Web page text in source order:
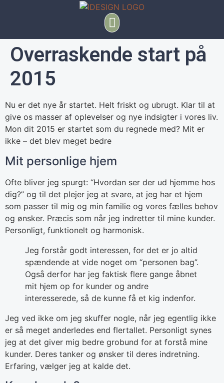
Overraskende start på
2015
Nu er det nye år startet. Helt friskt og ubrugt. Klar til at
give os masser af oplevelser og nye indsigter i vores liv.
Mon dit 2015 er startet som du regnede med? Mit er
ikke – det blev meget bedre
Mit personlige hjem
Ofte bliver jeg spurgt: “Hvordan ser der ud hjemme hos
dig?” og til det plejer jeg at svare, at jeg har et hjem
som passer til mig og min familie og vores fælles behov
og ønsker. Præcis som når jeg indretter til mine kunder.
Personligt, funktionelt og harmonisk.
Jeg forstår godt interessen, for det er jo altid
spændende at vide noget om “personen bag”.
Også derfor har jeg faktisk flere gange åbnet
mit hjem op for kunder og andre
interesserede, så de kunne få et kig indenfor.
Jeg ved ikke om jeg skuffer nogle, når jeg egentlig ikke
er så meget anderledes end flertallet. Personligt synes
jeg at det giver mig bedre grobund for at forstå mine
kunder. Deres tanker og ønsker til deres indretning.
Erfaring, vælger jeg at kalde det.